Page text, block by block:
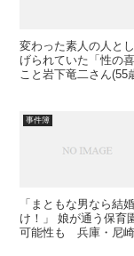
変わった素人の人と
げられていた「性の
こと岩下竜二さん(55
事件簿
「まともな男なら結
け！」 娘が通う保
可能性も 兵庫・尼崎